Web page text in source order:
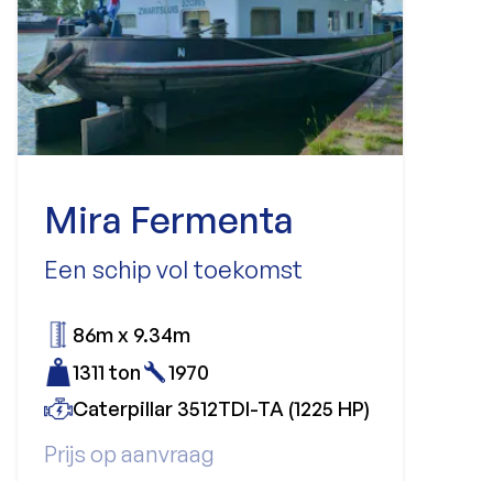
Mira Fermenta
Een schip vol toekomst
Prijs op aanvraag
86m x 9.34m
1311 ton
1970
Caterpillar 3512TDI-TA (1225 HP)